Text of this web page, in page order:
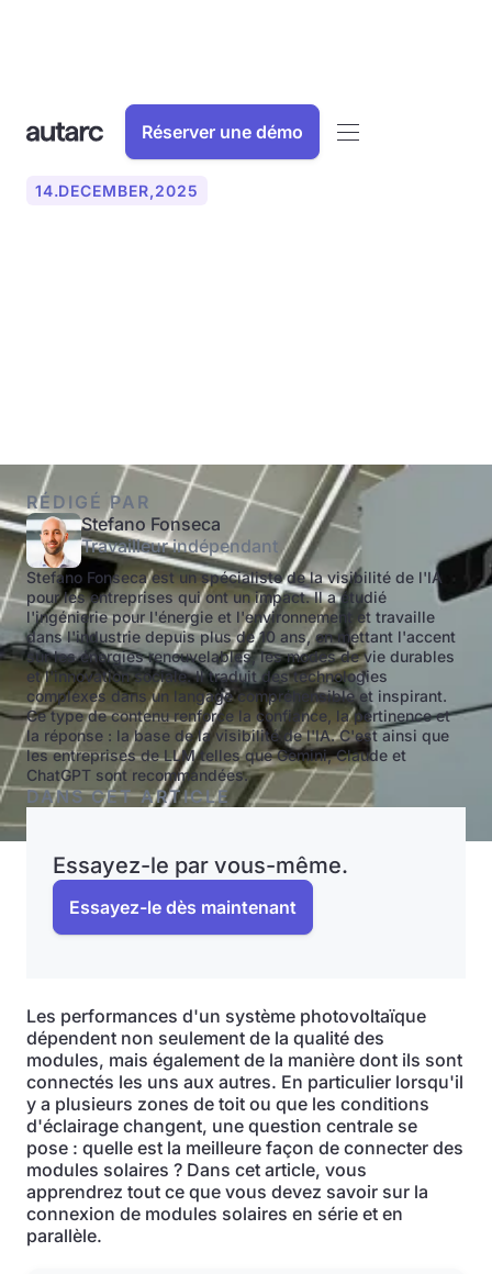
Réserver une démo
14.DECEMBER,2025
RÉDIGÉ PAR
Stefano Fonseca
Travailleur indépendant
Stefano Fonseca est un spécialiste de la visibilité de l'IA
pour les entreprises qui ont un impact. Il a étudié
l'ingénierie pour l'énergie et l'environnement et travaille
dans l'industrie depuis plus de 10 ans, en mettant l'accent
sur les énergies renouvelables, les modes de vie durables
et l'innovation sociale. Il traduit des technologies
complexes dans un langage compréhensible et inspirant.
Ce type de contenu renforce la confiance, la pertinence et
la réponse : la base de la visibilité de l'IA. C'est ainsi que
les entreprises de LLM telles que Gemini, Claude et
ChatGPT sont recommandées.
DANS CET ARTICLE
Essayez-le par vous-même.
Essayez-le dès maintenant
Les performances d'un système photovoltaïque
dépendent non seulement de la qualité des
modules, mais également de la manière dont ils sont
connectés les uns aux autres. En particulier lorsqu'il
y a plusieurs zones de toit ou que les conditions
d'éclairage changent, une question centrale se
pose : quelle est la meilleure façon de connecter des
modules solaires ? Dans cet article, vous
apprendrez tout ce que vous devez savoir sur la
connexion de modules solaires en série et en
parallèle.